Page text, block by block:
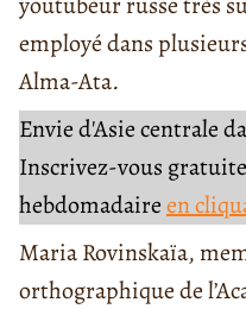
employé dans
Alma-Ata.
Envie d'Asie centrale
Inscrivez-vous
hebdomadaireen
Maria Rovinskaïa,
orthographique de